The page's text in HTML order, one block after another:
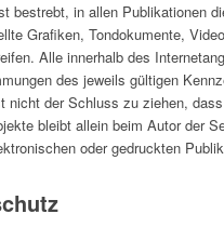
bestrebt, in allen Publikationen
Grafiken, Tondokumente,
Alle innerhalb des
des jeweils gültigen
nicht der Schluss zu ziehen,
bleibt allein beim Autor der
oder gedruckten